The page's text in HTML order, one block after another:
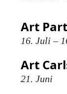
Art
16. Juli –
Art
21. Juni